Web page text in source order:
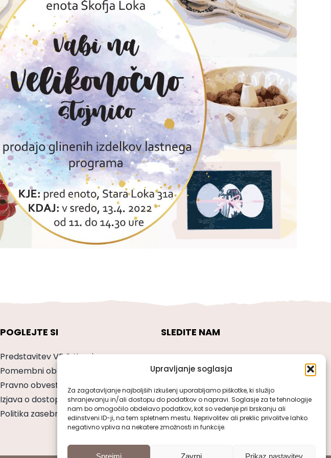
Upravljanje soglasja
Za zagotavljanje najboljših izkušenj uporabljamo piškotke, ki služijo
shranjevanju in/ali dostopu do podatkov o napravi. Soglasje za te tehnologije
nam bo omogočilo obdelavo podatkov, kot so vedenje pri brskanju ali
edinstveni ID-ji, na tem spletnem mestu. Neprivolitev ali preklic privolitve lahko
negativno vpliva na nekatere zmožnosti in funkcije.
Sprejmi Zavrni Prikaz nastavitev
POGLEJTE SI
Predstavitev VDC Kranj
Pomembni obrazci
Pravno obvestilo
Izjava o dostopnosti
Politika zasebnosti
SLEDITE NAM